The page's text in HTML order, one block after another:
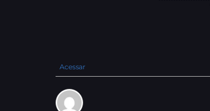
Acessar